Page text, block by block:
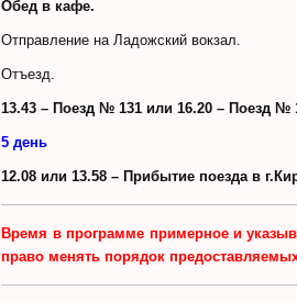
Обед в кафе.
Отправление на Ладожский вокзал.
Отъезд.
13.43 – Поезд № 131 или 16.20 – Поезд №
5 день
12.08 или 13.58 – Прибытие поезда в
Время в программе примерное и
право менять порядок